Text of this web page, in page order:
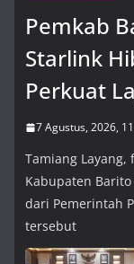
Pemkab
Starlink
Perkuat
7 Agustus, 2026,
Tamiang
Kabupaten
dari Pemerintah
tersebut